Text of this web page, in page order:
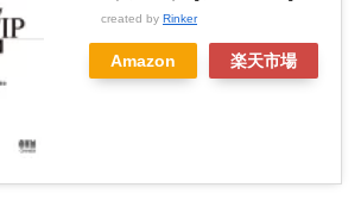
created by Rinker
Amazon 楽天市場